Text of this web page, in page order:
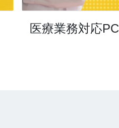
医療業務対応PC